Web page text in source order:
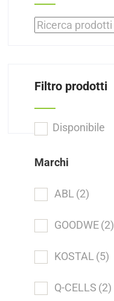
Cerca
Filtro prodotti
Disponibile
Marchi
ABL (2)
GOODWE (2)
KOSTAL (5)
Q-CELLS (2)